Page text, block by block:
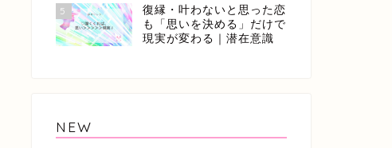
5
復縁・叶わないと思った恋
も「思いを決める」だけで
現実が変わる｜潜在意識
NEW